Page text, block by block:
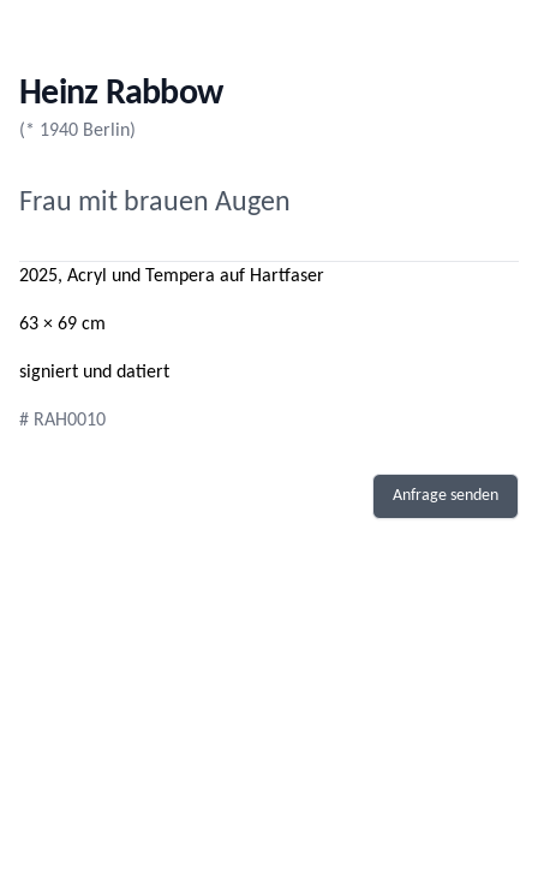
Heinz Rabbow
(* 1940 Berlin)
Frau mit brauen Augen
2025, Acryl und Tempera auf Hartfaser
63 × 69 cm
signiert und datiert
# RAH0010
Anfrage senden